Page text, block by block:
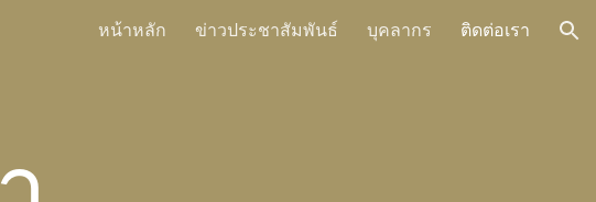
to navigation
หน้าหลัก ข่าวประชาสัมพันธ์ บุคลากร ติดต่อเรา